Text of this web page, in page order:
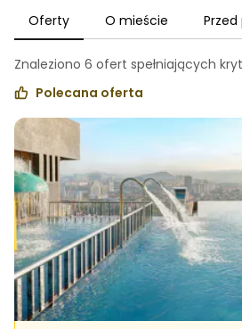
Oferty
O mieście
Znaleziono 6 ofert spełniających
Polecana oferta